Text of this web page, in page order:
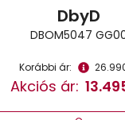
DbyD
DBOM5047
Korábbi ár:
Akciós ár: